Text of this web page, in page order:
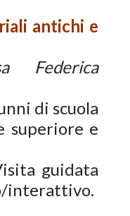
antichi e
Federica
di scuola
superiore e
guidata
interattivo.